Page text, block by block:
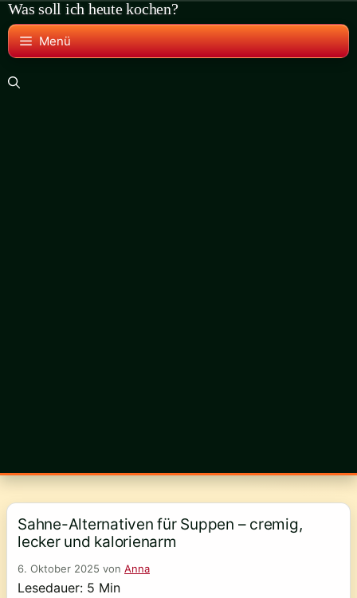
Zum
Inhalt
springen
Was soll ich heute kochen?
Menü
Sahne-Alternativen für Suppen – cremig,
lecker und kalorienarm
6. Oktober 2025 von Anna
Lesedauer: 5 Min